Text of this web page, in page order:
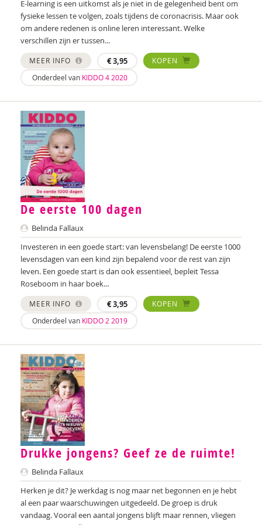
Anne Bijsterbosch
Joyce Blauwhoff
Mascha Boelaars
Annerieke Boland
Lilian van der Bolt
Marianne Boogaard
Caroline Boudry
Iris Brandsteder
Kees Broekhof
Helma Brouwers
Ed Buitenhek
Ingrid Bunnik
Fanny Cattenstart
Lieve Claeys
Wilmie Colbers
Mirjam Companjen
Ashley Cowles
Jessica Crezee
Maartje van Daalen-Kapteijns
E-learning is een uitkomst als je niet in de gelegenheid bent om
fysieke lessen te volgen, zoals tijdens de coronacrisis. Maar ook
om andere redenen is online leren interessant. Welke
verschillen zijn er tussen...
MEER INFO €3,95
KOPEN
Onderdeel van KIDDO 4 2020
De eerste 100 dagen
Belinda Fallaux
Investeren in een goede start: van levensbelang! De eerste 1000
levensdagen van een kind zijn bepalend voor de rest van zijn
leven. Een goede start is dan ook essentieel, bepleit Tessa
Roseboom in haar boek...
MEER INFO €3,95
KOPEN
Onderdeel van KIDDO 2 2019
Drukke jongens? Geef ze de ruimte!
Belinda Fallaux
Herken je dit? Je werkdag is nog maar net begonnen en je hebt
al een paar waarschuwingen uitgedeeld. De groep is druk
vandaag. Vooral een aantal jongens blijft maar rennen, vliegen